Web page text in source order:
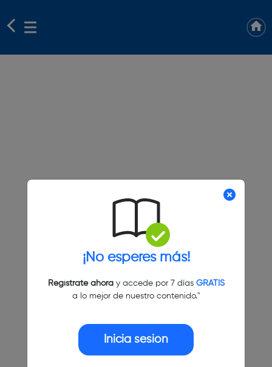
¡No esperes más!
Regístrate ahoray accede por 7 días GRATIS
a lo mejor de nuestro contenido."
Inicia sesión